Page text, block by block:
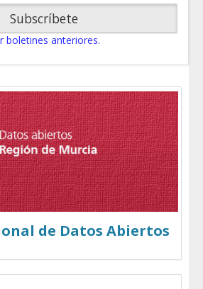
Subscríbete
boletines anteriores.
de Datos Abiertos